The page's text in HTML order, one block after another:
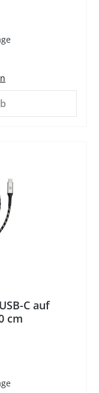
C auf
cm